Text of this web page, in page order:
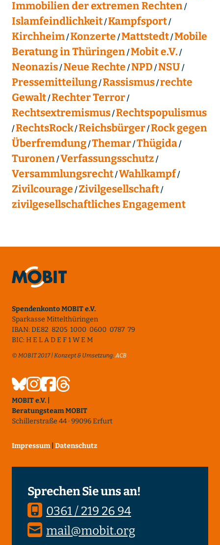
Immobilien der extremen Rechten
Islamfeindlichkeit Kampfsport
Kirchheim Konzerte Mattstedt Mobile
Beratung in Thüringen Mobit e.V.
Neonazis Neue Rechte NPD NSU
Pressemitteilung Rassismus rechte
Gewalt Rechter Terror
Rechtsextremismus Rechtspopulismus
RechtsRock Reichsbürger Rock gegen
Überfremdung Themar Thügida
Turonen Verfassungsschutz
Versammlungsrecht Wahlkampf
Zivilcourage Zivilgesellschaft
zivilgesellschaftliches Engagement
Spendenkonto MOBIT e.V.
Sparkasse Mittelthüringen
IBAN: DE82 8205 1000 0600 0787 79
BIC: H E L A D E F 1 W E M
© MOBIT 2017 | Konzept & Umsetzung:ACB
MOBIT e.V. |
Beratungsteam MOBIT
Schillerstraße 44 · 99096 Erfurt
Impressum Datenschutz
Sprechen Sie uns an!
0361 / 219 26 94
mail@mobit.org